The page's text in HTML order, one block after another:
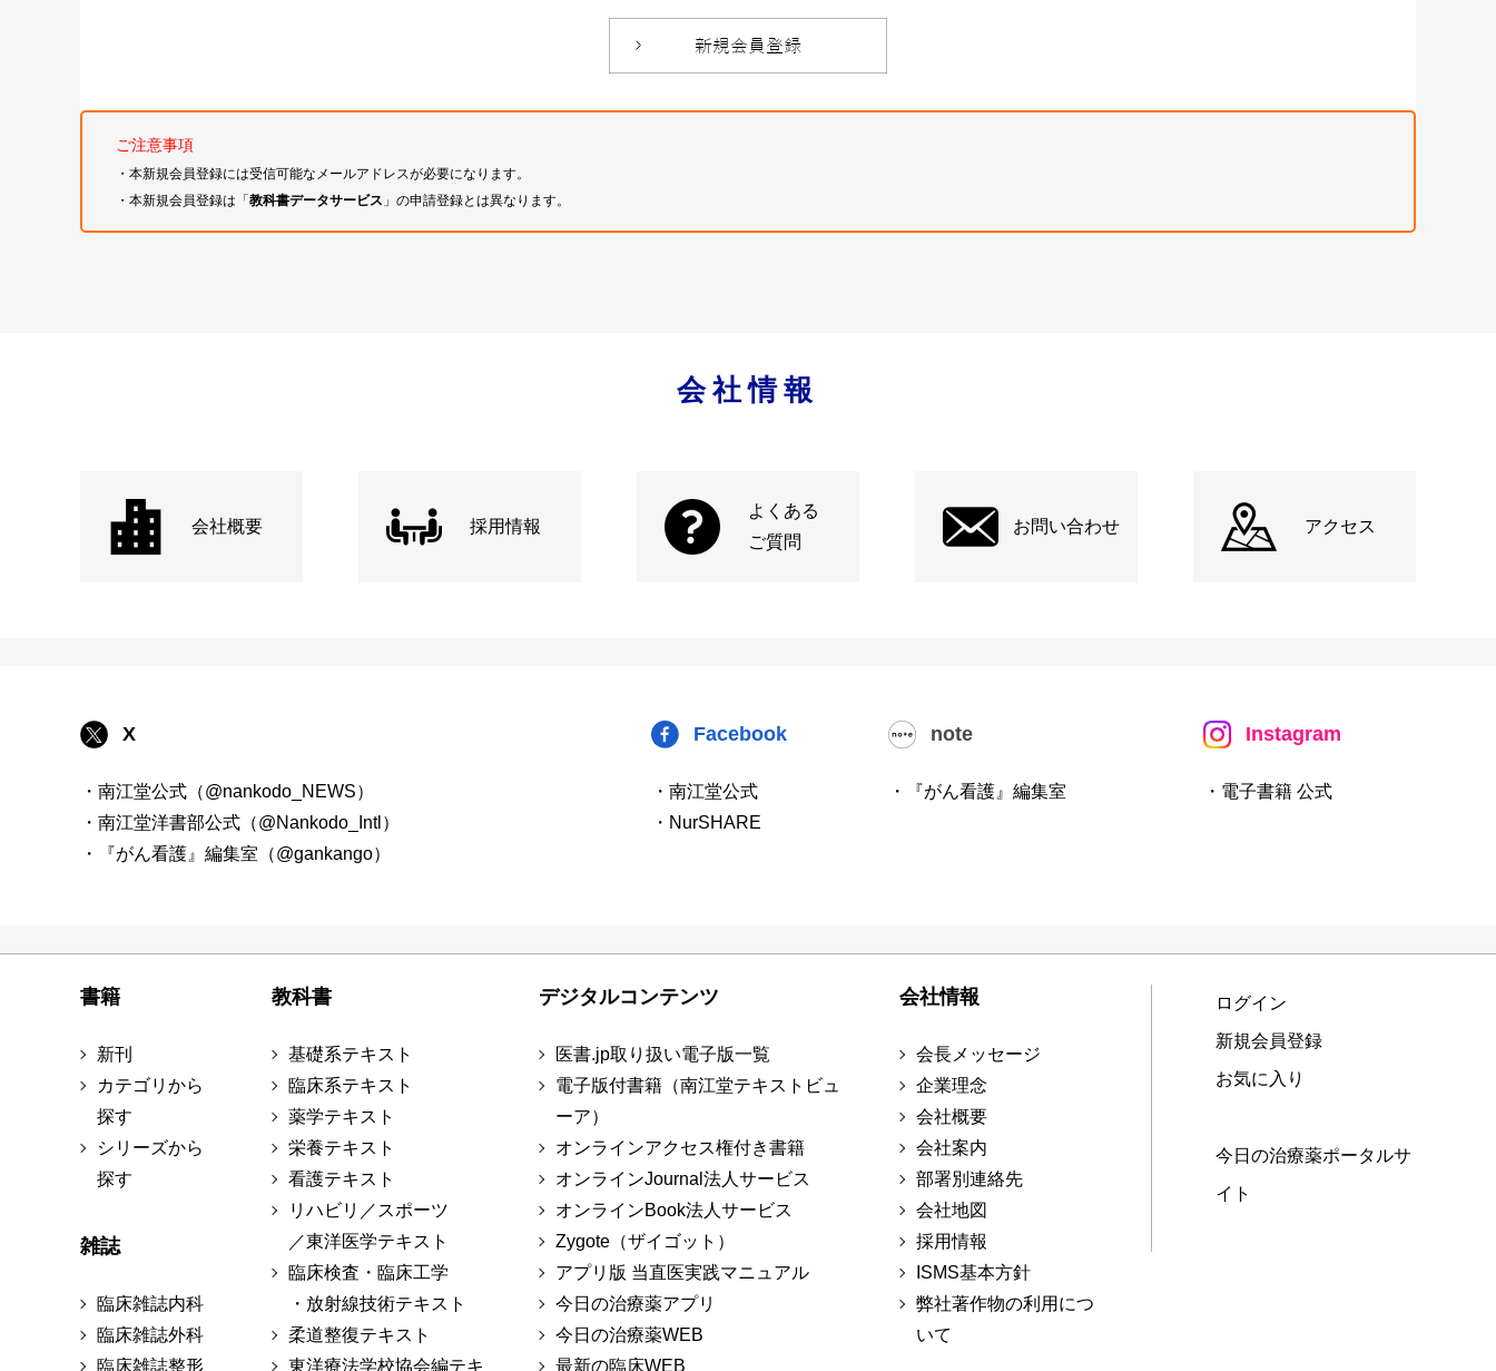
ご注意事項
・本新規会員登録には受信可能なメールアドレスが必要になります。
・本新規会員登録は「教科書データサービス 」の申請登録とは異なります。
会社情報
会社概要 採用情報
よくある
ご質問
お問い合わせ アクセス
X
・南江堂公式（@nankodo_NEWS）
・南江堂洋書部公式（@Nankodo_Intl）
・『がん看護』編集室（@gankango）
Facebook
・南江堂公式
・NurSHARE
note
・『がん看護』編集室
Instagram
・電子書籍 公式
書籍
新刊
カテゴリから
探す
シリーズから
探す
雑誌
臨床雑誌内科
臨床雑誌外科
臨床雑誌整形
教科書
基礎系テキスト
臨床系テキスト
薬学テキスト
栄養テキスト
看護テキスト
リハビリ／スポーツ
／東洋医学テキスト
臨床検査・臨床工学
・放射線技術テキスト
柔道整復テキスト
東洋療法学校協会編テキ
デジタルコンテンツ
医書.jp取り扱い電子版一覧
電子版付書籍（南江堂テキストビュ
ーア）
オンラインアクセス権付き書籍
オンラインJournal法人サービス
オンラインBook法人サービス
Zygote（ザイゴット）
アプリ版 当直医実践マニュアル
今日の治療薬アプリ
今日の治療薬WEB
最新の臨床WEB
会社情報
会長メッセージ
企業理念
会社概要
会社案内
部署別連絡先
会社地図
採用情報
ISMS基本方針
弊社著作物の利用につ
いて
ログイン
新規会員登録
お気に入り
今日の治療薬ポータルサ
イト